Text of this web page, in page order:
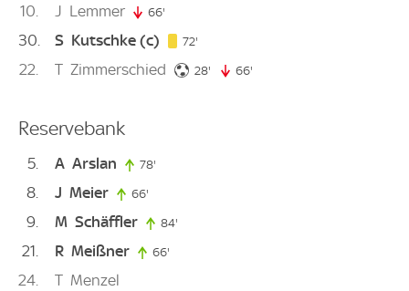
10 J Lemmer 66'
30 S Kutschke (c) 72'
22 T Zimmerschied 28' 28. minute
66'
Reservebank
5 A Arslan 78'
8 J Meier 66'
9 M Schäffler 84'
21 R Meißner 66'
24 T Menzel